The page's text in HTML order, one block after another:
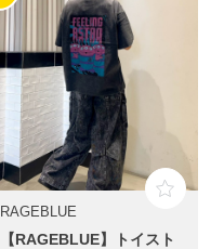
RAGEBLUE
【RAGEBLUE】トイスト